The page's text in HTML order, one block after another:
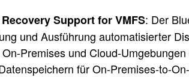
Support for VMFS: Der
und Ausführung automatisierter
Premises und Cloud-
für On-Premises-to-